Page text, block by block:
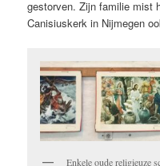
gestorven. Zijn familie mist
Canisiuskerk in Nijmegen
Enkele oude religieuze